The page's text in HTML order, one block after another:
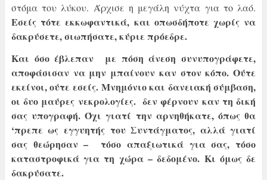
στόμα του λύκου. Άρχισε η μεγάλη νύχτα για το λαό.
Εσείς τότε εκκωφαντικά, και οπωσδήποτε χωρίς να
δακρύσετε, σιωπήσατε, κύριε πρόεδρε.
Και όσο έβλεπαν με πόση άνεση συνυπογράφετε,
αποφάσισαν να μην μπαίνουν καν στον κόπο. Ούτε
εκείνοι, ούτε εσείς. Μνημόνιο και δανειακή σύμβαση,
οι δυο μαύρες νεκρολογίες. δεν φέρνουν καν τη δική
σας υπογραφή. Όχι γιατί την αρνηθήκατε, όπως θα
‘πρεπε ως εγγυητής του Συντάγματος, αλλά γιατί
σας θεώρησαν – τόσο απαξιωτικά για σας, τόσο
καταστροφικά για τη χώρα – δεδομένο. Κι όμως δε
δακρύσατε.